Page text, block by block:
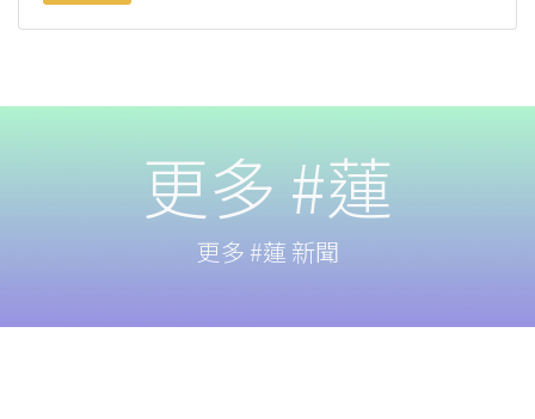
更多 #蓮
更多 #蓮 新聞